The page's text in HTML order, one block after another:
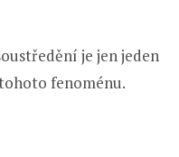
je jen jeden
fenoménu.